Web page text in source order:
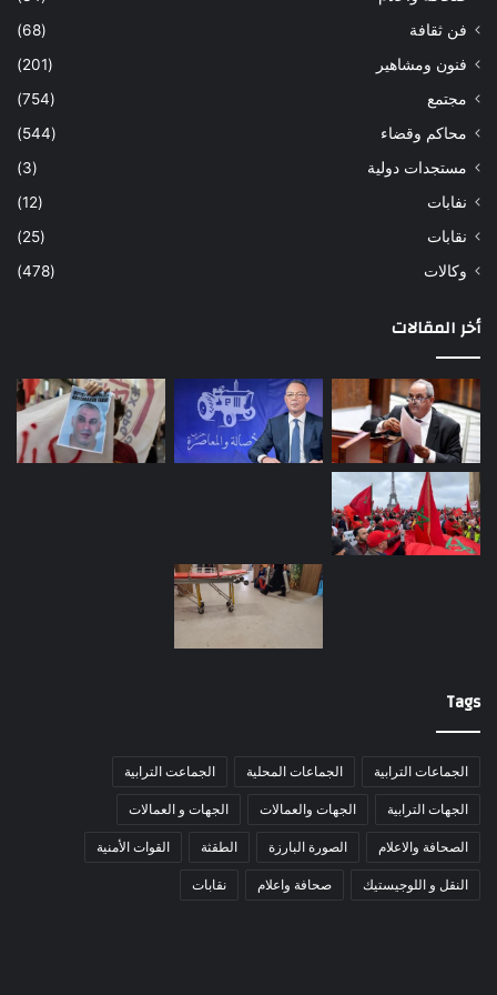
فن ثقافة
(68)
فنون ومشاهير
(201)
مجتمع
(754)
محاكم وقضاء
(544)
مستجدات دولية
(3)
نفابات
(12)
نقابات
(25)
وكالات
(478)
أخر المقالات
Tags
الجماعات الترابية الجماعات المحلية الجماعت الترابية
الجهات الترابية الجهات والعمالات الجهات و العمالات
الصحافة والاعلام الصورة البارزة الطقثة القوات الأمنية
النقل و اللوجيستيك صحافة واعلام نقابات